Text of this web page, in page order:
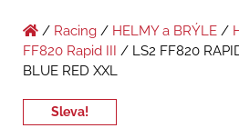
/ Racing / HELMY a BRÝLE /
FF820 Rapid III
/ LS2 FF820
BLUE RED XXL
Sleva!